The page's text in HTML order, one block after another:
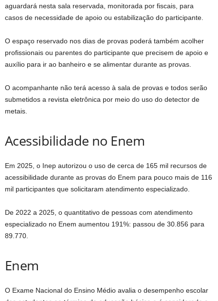
aguardará nesta sala reservada, monitorada por fiscais, para
casos de necessidade de apoio ou estabilização do participante.
O espaço reservado nos dias de provas poderá também acolher
profissionais ou parentes do participante que precisem de apoio e
auxílio para ir ao banheiro e se alimentar durante as provas.
O acompanhante não terá acesso à sala de provas e todos serão
submetidos a revista eletrônica por meio do uso do detector de
metais.
Acessibilidade no Enem
Em 2025, o Inep autorizou o uso de cerca de 165 mil recursos de
acessibilidade durante as provas do Enem para pouco mais de 116
mil participantes que solicitaram atendimento especializado.
De 2022 a 2025, o quantitativo de pessoas com atendimento
especializado no Enem aumentou 191%: passou de 30.856 para
89.770.
Enem
O Exame Nacional do Ensino Médio avalia o desempenho escolar